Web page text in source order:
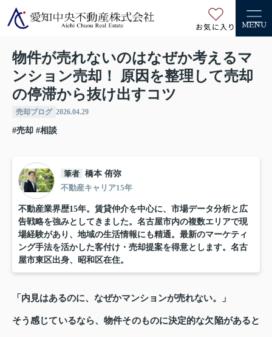
お気に入り MENU
物件が売れないのはなぜか考えるマ
ンション売却！ 原因を整理して売却
の停滞から抜け出すコツ
売却ブログ 2026.04.29
#売却 #相談
筆者 橋本 侑弥
不動産キャリア15年
不動産業界歴15年。賃貸仲介を中心に、市場データ分析と広
告戦略を強みとしてきました。名古屋市内の複数エリアで現
場経験があり、地域の生活情報にも精通。最新のマーケティ
ング手法を活かした客付け・売却提案を得意とします。名古
屋市東区出身、昭和区在住。
「内見はあるのに、なぜかマンションが売れない。」
そう感じているなら、物件そのものに決定的な欠陥があると